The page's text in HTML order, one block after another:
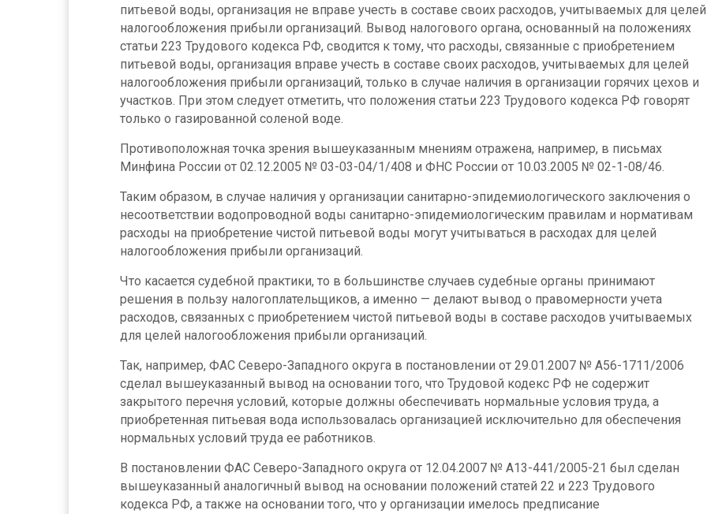
питьевой воды, организация не вправе учесть в составе своих расходов, учитываемых для целей
налогообложения прибыли организаций. Вывод налогового органа, основанный на положениях
статьи 223 Трудового кодекса РФ, сводится к тому, что расходы, связанные с приобретением
питьевой воды, организация вправе учесть в составе своих расходов, учитываемых для целей
налогообложения прибыли организаций, только в случае наличия в организации горячих цехов и
участков. При этом следует отметить, что положения статьи 223 Трудового кодекса РФ говорят
только о газированной соленой воде.
Противоположная точка зрения вышеуказанным мнениям отражена, например, в письмах
Минфина России от 02.12.2005 № 03-03-04/1/408 и ФНС России от 10.03.2005 № 02-1-08/46.
Таким образом, в случае наличия у организации санитарно-эпидемиологического заключения о
несоответствии водопроводной воды санитарно-эпидемиологическим правилам и нормативам
расходы на приобретение чистой питьевой воды могут учитываться в расходах для целей
налогообложения прибыли организаций.
Что касается судебной практики, то в большинстве случаев судебные органы принимают
решения в пользу налогоплательщиков, а именно — делают вывод о правомерности учета
расходов, связанных с приобретением чистой питьевой воды в составе расходов учитываемых
для целей налогообложения прибыли организаций.
Так, например, ФАС Северо-Западного округа в постановлении от 29.01.2007 № А56-1711/2006
сделал вышеуказанный вывод на основании того, что Трудовой кодекс РФ не содержит
закрытого перечня условий, которые должны обеспечивать нормальные условия труда, а
приобретенная питьевая вода использовалась организацией исключительно для обеспечения
нормальных условий труда ее работников.
В постановлении ФАС Северо-Западного округа от 12.04.2007 № А13-441/2005-21 был сделан
вышеуказанный аналогичный вывод на основании положений статей 22 и 223 Трудового
кодекса РФ, а также на основании того, что у организации имелось предписание